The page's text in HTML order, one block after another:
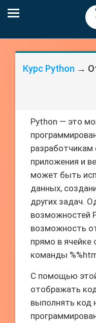
Курс Python →
Python — это
разработчикам
приложения и
может быть
данных,
других задач.
возможностей
возможность
прямо в
команды
С помощью
отображать
выполнять код